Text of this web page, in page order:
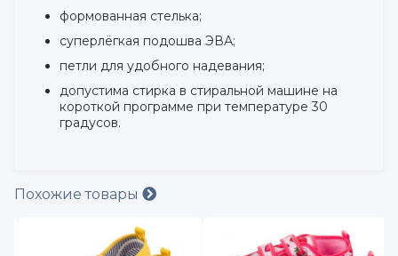
формованная стелька;
суперлёгкая подошва ЭВА;
петли для удобного надевания;
допустима стирка в стиральной машине на
короткой программе при температуре 30
градусов.
Похожие товары